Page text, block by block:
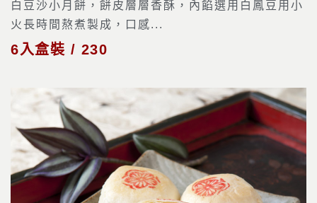
白豆沙小月餅，餅皮層層香酥，內餡選用白鳳豆用小
火長時間熬煮製成，口感...
6入盒裝 / 230